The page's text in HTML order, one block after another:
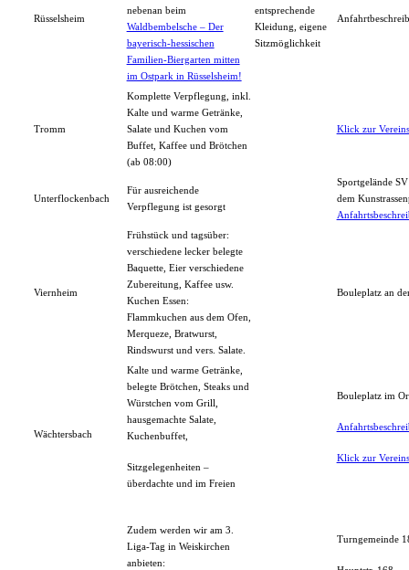
Rüsselsheim
nebenan beim
Waldbembelsche – Der
bayerisch-hessischen
Familien-Biergarten mitten
im Ostpark in Rüsselsheim!
entsprechende
Kleidung, eigene
Sitzmöglichkeit
Tromm
Komplette Verpflegung, inkl.
Kalte und warme Getränke,
Salate und Kuchen vom
Buffet, Kaffee und Brötchen
(ab 08:00)
Klick zur
Unterflockenbach
Für ausreichende
Verpflegung ist gesorgt
Sportgelände
dem
Viernheim
Frühstück und tagsüber:
verschiedene lecker belegte
Baquette, Eier verschiedene
Zubereitung, Kaffee usw.
Kuchen Essen:
Flammkuchen aus dem Ofen,
Merqueze, Bratwurst,
Rindswurst und vers. Salate.
Bouleplatz an
Wächtersbach
Kalte und warme Getränke,
belegte Brötchen, Steaks und
Würstchen vom Grill,
hausgemachte Salate,
Kuchenbuffet,
Sitzgelegenheiten –
überdachte und im Freien
Bouleplatz im
Klick zur
Zudem werden wir am 3.
Liga-Tag in Weiskirchen
anbieten:
Turngemeinde